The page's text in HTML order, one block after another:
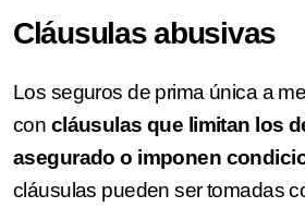
Cláusulas abusivas
Los seguros de prima única a
con cláusulas que limitan los
asegurado o imponen
cláusulas pueden ser tomadas